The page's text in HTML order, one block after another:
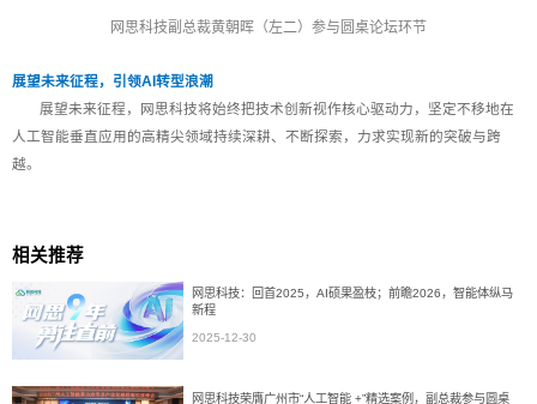
网思科技副总裁黄朝晖（左二）参与圆桌论坛环节
展望未来征程，引领AI转型浪潮
展望未来征程，网思科技将始终把技术创新视作核心驱动力，坚定不移地在
人工智能垂直应用的高精尖领域持续深耕、不断探索，力求实现新的突破与跨
越。
相关推荐
网思科技：回首2025，AI硕果盈枝；前瞻2026，智能体纵马
新程
2025-12-30
网思科技荣膺广州市“人工智能 +”精选案例，副总裁参与圆桌